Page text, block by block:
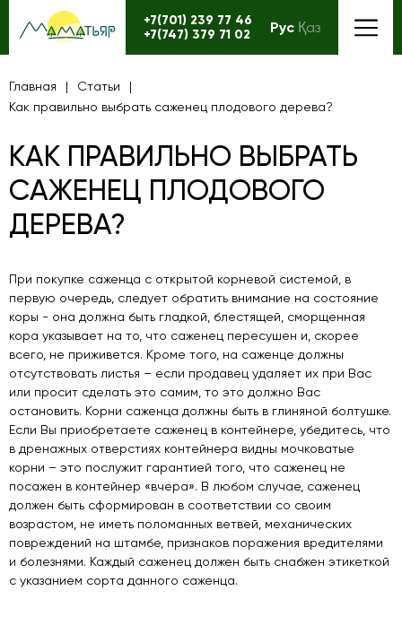
+7(701) 239 77 46
+7(747) 379 71 02
Рус Қаз
Главная
Статьи
Как правильно выбрать саженец плодового дерева?
КАК ПРАВИЛЬНО ВЫБРАТЬ
САЖЕНЕЦ ПЛОДОВОГО
ДЕРЕВА?
При покупке саженца с открытой корневой системой, в
первую очередь, следует обратить внимание на состояние
коры - она должна быть гладкой, блестящей, сморщенная
кора указывает на то, что саженец пересушен и, скорее
всего, не приживется. Кроме того, на саженце должны
отсутствовать листья – если продавец удаляет их при Вас
или просит сделать это самим, то это должно Вас
остановить. Корни саженца должны быть в глиняной болтушке.
Если Вы приобретаете саженец в контейнере, убедитесь, что
в дренажных отверстиях контейнера видны мочковатые
корни – это послужит гарантией того, что саженец не
посажен в контейнер «вчера». В любом случае, саженец
должен быть сформирован в соответствии со своим
возрастом, не иметь поломанных ветвей, механических
повреждений на штамбе, признаков поражения вредителями
и болезнями. Каждый саженец должен быть снабжен этикеткой
с указанием сорта данного саженца.